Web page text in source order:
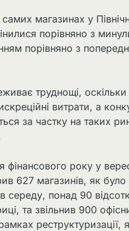
магазинах у
порівняно з
порівняно з
труднощі, оскільки
витрати, а
за частку на таких
року у
627 магазинів, як було
середу, понад 90
та звільнив 900
реструктуризації,